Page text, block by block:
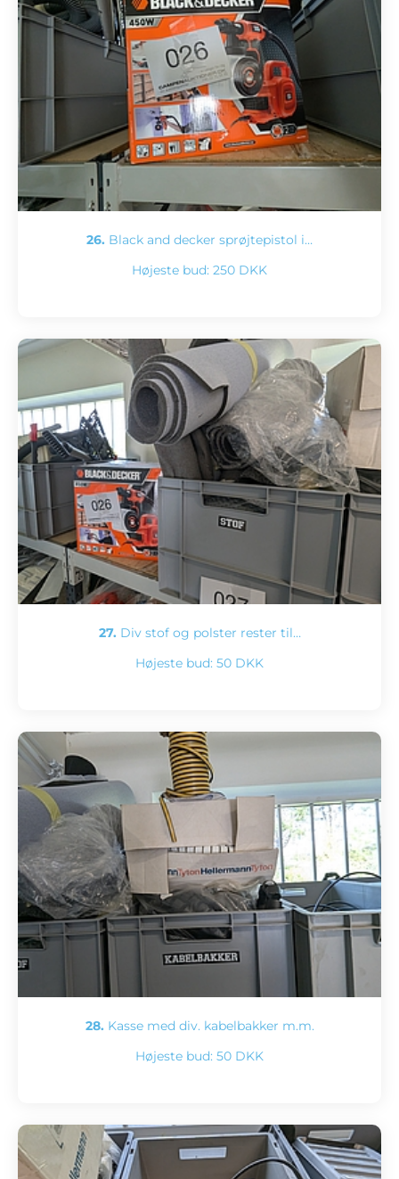
26. Black and decker sprøjtepistol i…
Højeste bud: 250 DKK
27. Div stof og polster rester til…
Højeste bud: 50 DKK
28. Kasse med div. kabelbakker m.m.
Højeste bud: 50 DKK